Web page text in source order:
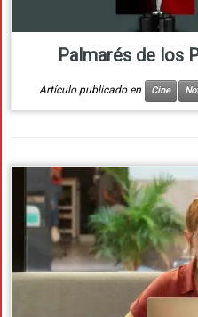
Palmarés de los
Artículo publicado en Cine